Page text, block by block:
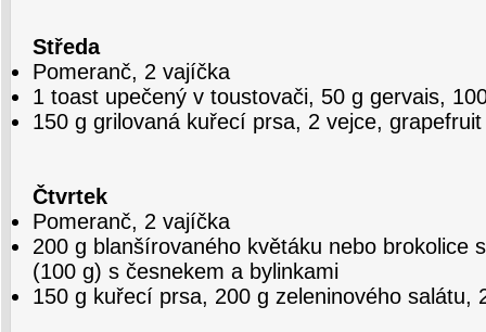
Středa
Pomeranč, 2 vajíčka
1 toast upečený v toustovači, 50 g gervais,
150 g grilovaná kuřecí prsa, 2 vejce, grapefruit
Čtvrtek
Pomeranč, 2 vajíčka
200 g blanšírovaného květáku nebo brokolice
(100 g) s česnekem a bylinkami
150 g kuřecí prsa, 200 g zeleninového salátu,